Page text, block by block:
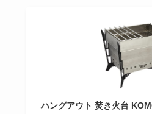
ハングアウト 焚き火台